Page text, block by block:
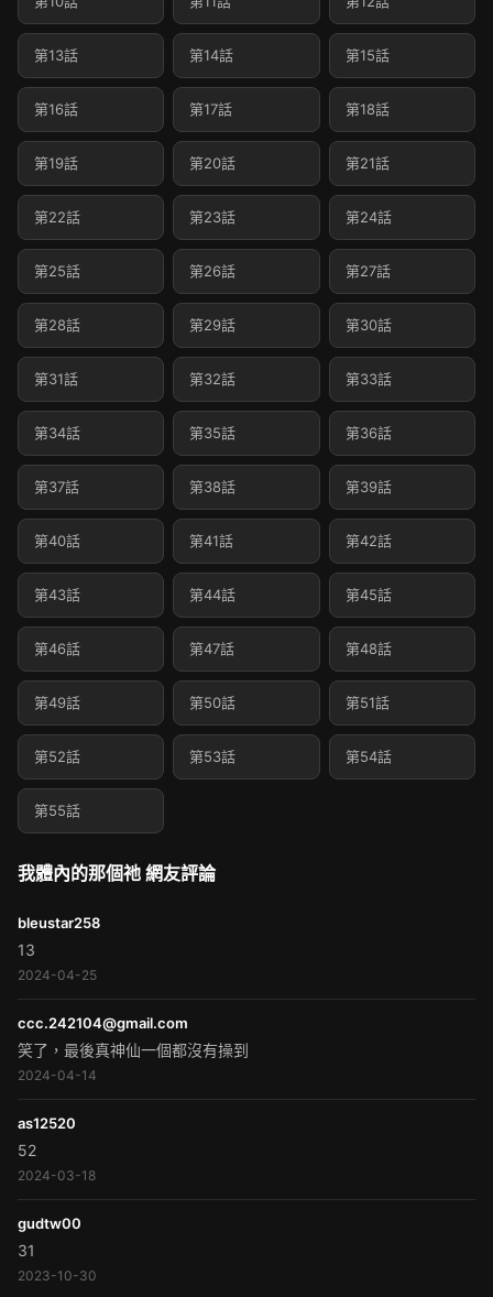
第13話 第14話 第15話
第16話 第17話 第18話
第19話 第20話 第21話
第22話 第23話 第24話
第25話 第26話 第27話
第28話 第29話 第30話
第31話 第32話 第33話
第34話 第35話 第36話
第37話 第38話 第39話
第40話 第41話 第42話
第43話 第44話 第45話
第46話 第47話 第48話
第49話 第50話 第51話
第52話 第53話 第54話
第55話
我體內的那個祂 網友評論
bleustar258
13
2024-04-25
ccc.242104@gmail.com
笑了，最後真神仙一個都沒有操到
2024-04-14
as12520
52
2024-03-18
gudtw00
31
2023-10-30